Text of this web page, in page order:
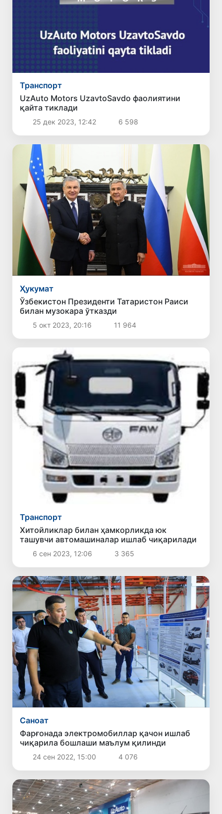
Транспорт
UzAuto Motors UzavtoSavdo фаолиятини
қайта тиклади
25 дек 2023, 12:42 6 598
Ҳукумат
Ўзбекистон Президенти Татаристон Раиси
билан музокара ўтказди
5 окт 2023, 20:16 11 964
Транспорт
Хитойликлар билан ҳамкорликда юк
ташувчи автомашиналар ишлаб чиқарилади
6 сен 2023, 12:06 3 365
Саноат
Фарғонада электромобиллар қачон ишлаб
чиқарила бошлаши маълум қилинди
24 сен 2022, 15:00 4 076